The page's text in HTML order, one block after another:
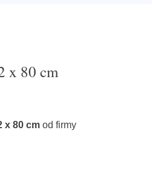
x 80 cm
x 80 cm od firmy